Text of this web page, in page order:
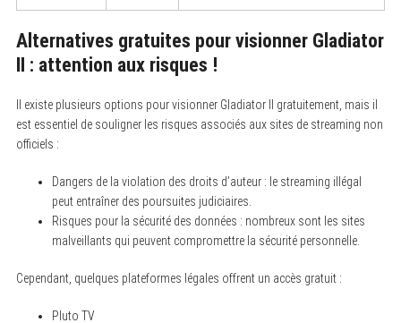
Alternatives gratuites pour visionner Gladiator
II : attention aux risques !
Il existe plusieurs options pour visionner Gladiator II gratuitement, mais il
est essentiel de souligner les risques associés aux sites de streaming non
officiels :
Dangers de la violation des droits d’auteur : le streaming illégal
peut entraîner des poursuites judiciaires.
Risques pour la sécurité des données : nombreux sont les sites
malveillants qui peuvent compromettre la sécurité personnelle.
Cependant, quelques plateformes légales offrent un accès gratuit :
Pluto TV